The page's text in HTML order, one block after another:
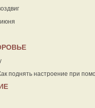
поднять настроение при